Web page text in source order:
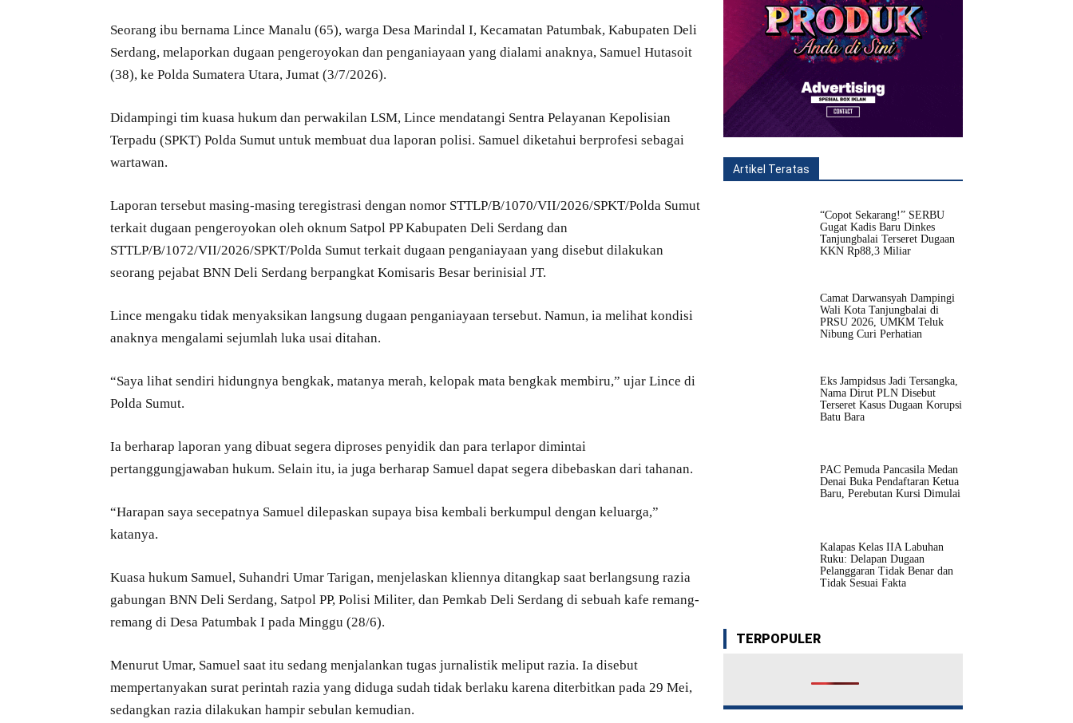
Seorang ibu bernama Lince Manalu (65), warga Desa Marindal I, Kecamatan Patumbak, Kabupaten Deli
Serdang, melaporkan dugaan pengeroyokan dan penganiayaan yang dialami anaknya, Samuel Hutasoit
(38), ke Polda Sumatera Utara, Jumat (3/7/2026).
Didampingi tim kuasa hukum dan perwakilan LSM, Lince mendatangi Sentra Pelayanan Kepolisian
Terpadu (SPKT) Polda Sumut untuk membuat dua laporan polisi. Samuel diketahui berprofesi sebagai
wartawan.
Laporan tersebut masing-masing teregistrasi dengan nomor STTLP/B/1070/VII/2026/SPKT/Polda Sumut
terkait dugaan pengeroyokan oleh oknum Satpol PP Kabupaten Deli Serdang dan
STTLP/B/1072/VII/2026/SPKT/Polda Sumut terkait dugaan penganiayaan yang disebut dilakukan
seorang pejabat BNN Deli Serdang berpangkat Komisaris Besar berinisial JT.
Lince mengaku tidak menyaksikan langsung dugaan penganiayaan tersebut. Namun, ia melihat kondisi
anaknya mengalami sejumlah luka usai ditahan.
“Saya lihat sendiri hidungnya bengkak, matanya merah, kelopak mata bengkak membiru,” ujar Lince di
Polda Sumut.
Ia berharap laporan yang dibuat segera diproses penyidik dan para terlapor dimintai
pertanggungjawaban hukum. Selain itu, ia juga berharap Samuel dapat segera dibebaskan dari tahanan.
“Harapan saya secepatnya Samuel dilepaskan supaya bisa kembali berkumpul dengan keluarga,”
katanya.
Kuasa hukum Samuel, Suhandri Umar Tarigan, menjelaskan kliennya ditangkap saat berlangsung razia
gabungan BNN Deli Serdang, Satpol PP, Polisi Militer, dan Pemkab Deli Serdang di sebuah kafe remang-
remang di Desa Patumbak I pada Minggu (28/6).
Menurut Umar, Samuel saat itu sedang menjalankan tugas jurnalistik meliput razia. Ia disebut
mempertanyakan surat perintah razia yang diduga sudah tidak berlaku karena diterbitkan pada 29 Mei,
sedangkan razia dilakukan hampir sebulan kemudian.
Artikel Teratas
All Fitur
“Copot Sekarang!” SERBU
Gugat Kadis Baru Dinkes
Tanjungbalai Terseret Dugaan
KKN Rp88,3 Miliar
Camat Darwansyah Dampingi
Wali Kota Tanjungbalai di
PRSU 2026, UMKM Teluk
Nibung Curi Perhatian
Eks Jampidsus Jadi Tersangka,
Nama Dirut PLN Disebut
Terseret Kasus Dugaan Korupsi
Batu Bara
PAC Pemuda Pancasila Medan
Denai Buka Pendaftaran Ketua
Baru, Perebutan Kursi Dimulai
Kalapas Kelas IIA Labuhan
Ruku: Delapan Dugaan
Pelanggaran Tidak Benar dan
Tidak Sesuai Fakta
TERPOPULER